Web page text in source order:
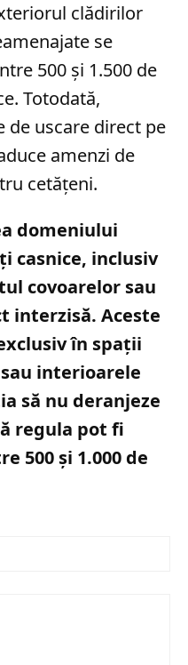
clădirilor
se
500 și 1.500 de
Totodată,
de uscare direct pe
amenzi de
cetățeni.
domeniului
casnice, inclusiv
covoarelor sau
interzisă. Aceste
în spații
interioarele
să nu deranjeze
regula pot fi
500 și 1.000 de